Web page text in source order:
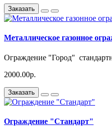
Заказать
Металлическое газонное
Ограждение "Город"
2000.00р.
Заказать
Ограждение "Стандарт"